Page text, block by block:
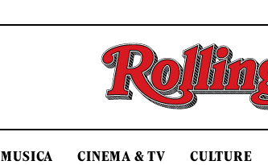
MUSICA CINEMA & TV CULTURE